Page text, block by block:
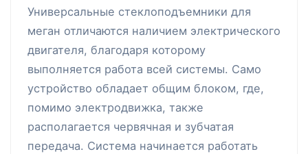
Универсальные стеклоподъемники для
меган отличаются наличием электрического
двигателя, благодаря которому
выполняется работа всей системы. Само
устройство обладает общим блоком, где,
помимо электродвижка, также
располагается червячная и зубчатая
передача. Система начинается работать